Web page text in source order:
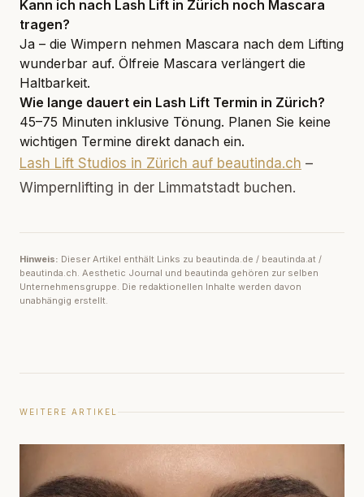
Kann ich nach Lash Lift in Zürich noch Mascara
tragen?
Ja – die Wimpern nehmen Mascara nach dem Lifting
wunderbar auf. Ölfreie Mascara verlängert die
Haltbarkeit.
Wie lange dauert ein Lash Lift Termin in Zürich?
45–75 Minuten inklusive Tönung. Planen Sie keine
wichtigen Termine direkt danach ein.
Lash Lift Studios in Zürich auf beautinda.ch –
Wimpernlifting in der Limmatstadt buchen.
Hinweis: Dieser Artikel enthält Links zu beautinda.de / beautinda.at /
beautinda.ch. Aesthetic Journal und beautinda gehören zur selben
Unternehmensgruppe. Die redaktionellen Inhalte werden davon
unabhängig erstellt.
WEITERE ARTIKEL